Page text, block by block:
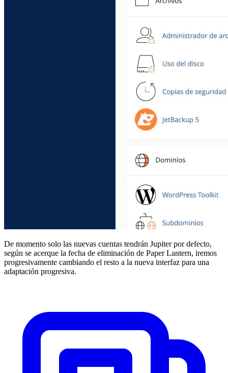
De momento solo las nuevas cuentas tendrán Jupiter por defecto,
según se acerque la fecha de eliminación de Paper Lantern, iremos
progresivamente cambiando el resto a la nueva interfaz para una
adaptación progresiva.